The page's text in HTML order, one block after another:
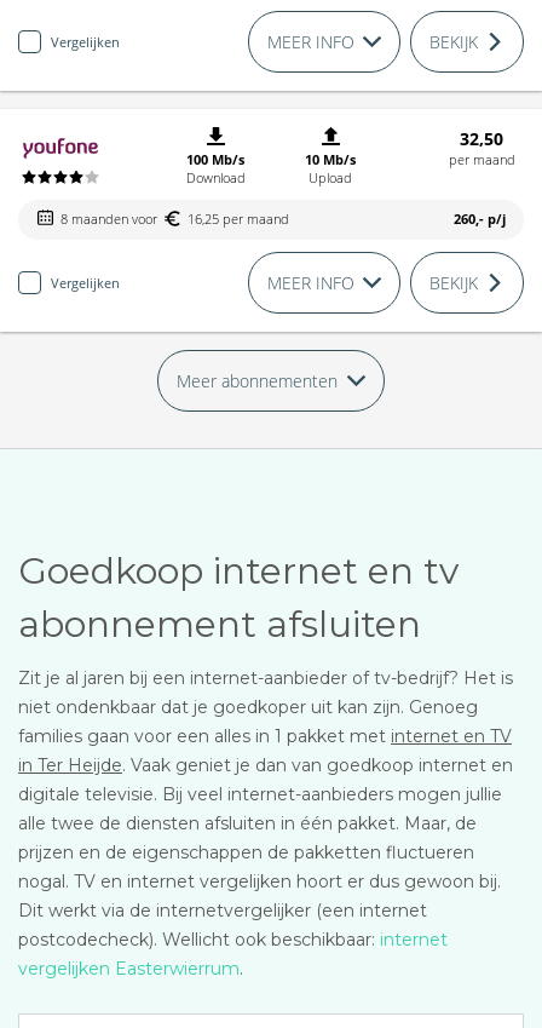
Vergelijken MEER INFO BEKIJK
100 Mb/s
Download
10 Mb/s
Upload
32,50
per maand
8 maanden voor 16,25 per maand 260,- p/j
Vergelijken MEER INFO BEKIJK
Meer abonnementen
Goedkoop internet en tv
abonnement afsluiten
Zit je al jaren bij een internet-aanbieder of tv-bedrijf? Het is
niet ondenkbaar dat je goedkoper uit kan zijn. Genoeg
families gaan voor een alles in 1 pakket met internet en TV
in Ter Heijde. Vaak geniet je dan van goedkoop internet en
digitale televisie. Bij veel internet-aanbieders mogen jullie
alle twee de diensten afsluiten in één pakket. Maar, de
prijzen en de eigenschappen de pakketten fluctueren
nogal. TV en internet vergelijken hoort er dus gewoon bij.
Dit werkt via de internetvergelijker (een internet
postcodecheck). Wellicht ook beschikbaar: internet
vergelijken Easterwierrum.